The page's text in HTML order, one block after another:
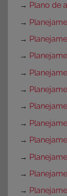
→ Plano de
→
→
→
→
→
→
→
→
→
→
→